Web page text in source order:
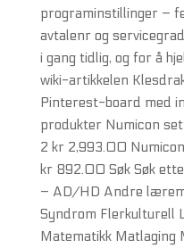
programinstillinger –
avtalenr og
i gang tidlig, og for å
wiki-artikkelen
Pinterest-board med
produkter Numicon
2 kr 2,993.00
kr 892.00 Søk Søk
– AD/HD Andre
Syndrom Flerkulturell
Matematikk Matlaging